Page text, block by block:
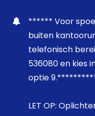
****** Voor
buiten
telefonisch
536080 en kies
optie
LET OP: